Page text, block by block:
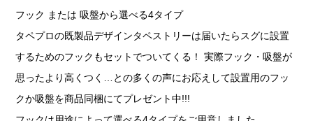
フック または 吸盤から選べる4タイプ
タペプロの既製品デザインタペストリーは届いたらスグに設置
するためのフックもセットでついてくる！ 実際フック・吸盤が
思ったより高くつく…との多くの声にお応えして設置用のフッ
クか吸盤を商品同梱にてプレゼント中!!!